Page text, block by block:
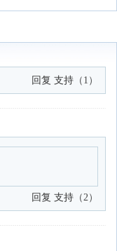
回复 支持 （ 1 ）
回复 支持 （2）